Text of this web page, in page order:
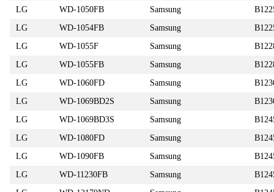
LG
WD-1050FB Samsung
LG
WD-1054FB Samsung
LG
WD-1055F Samsung
LG
WD-1055FB Samsung
LG
WD-1060FD Samsung
LG
WD-1069BD2S Samsung
LG
WD-1069BD3S Samsung
LG
WD-1080FD Samsung
LG
WD-1090FB Samsung
LG
WD-11230FB Samsung